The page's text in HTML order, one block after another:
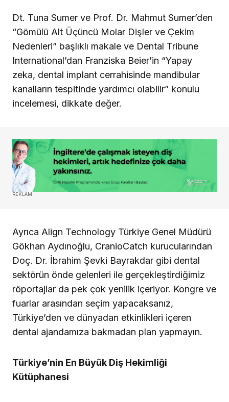
Dt. Tuna Sumer ve Prof. Dr. Mahmut Sumer’den
“Gömülü Alt Üçüncü Molar Dişler ve Çekim
Nedenleri” başlıklı makale ve Dental Tribune
International’dan Franziska Beier’in “Yapay
zeka, dental implant cerrahisinde mandibular
kanalların tespitinde yardımcı olabilir” konulu
incelemesi, dikkate değer.
REKLAM
Ayrıca Align Technology Türkiye Genel Müdürü
Gökhan Aydınoğlu, CranioCatch kurucularından
Doç. Dr. İbrahim Şevki Bayrakdar gibi dental
sektörün önde gelenleri ile gerçekleştirdiğimiz
röportajlar da pek çok yenilik içeriyor. Kongre ve
fuarlar arasından seçim yapacaksanız,
Türkiye’den ve dünyadan etkinlikleri içeren
dental ajandamıza bakmadan plan yapmayın.
Türkiye’nin En Büyük Diş Hekimliği
Kütüphanesi